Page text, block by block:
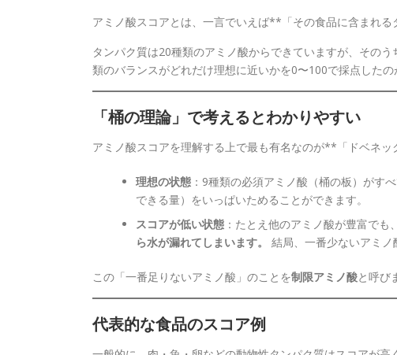
アミノ酸スコアとは、一言でいえば**「その食品に含まれ
タンパク質は20種類のアミノ酸からできていますが、その
類のバランスがどれだけ理想に近いかを0〜100で採点したの
「桶の理論」で考えるとわかりやすい
アミノ酸スコアを理解する上で最も有名なのが**「ドベネッ
理想の状態 ：9種類の必須アミノ酸（桶の板）がす
できる量）をいっぱいためることができます。
スコアが低い状態 ：たとえ他のアミノ酸が豊富でも、
ら水が漏れてしまいます。
結局、一番少ないアミノ
この「一番足りないアミノ酸」のことを制限アミノ酸と呼び
代表的な食品のスコア例